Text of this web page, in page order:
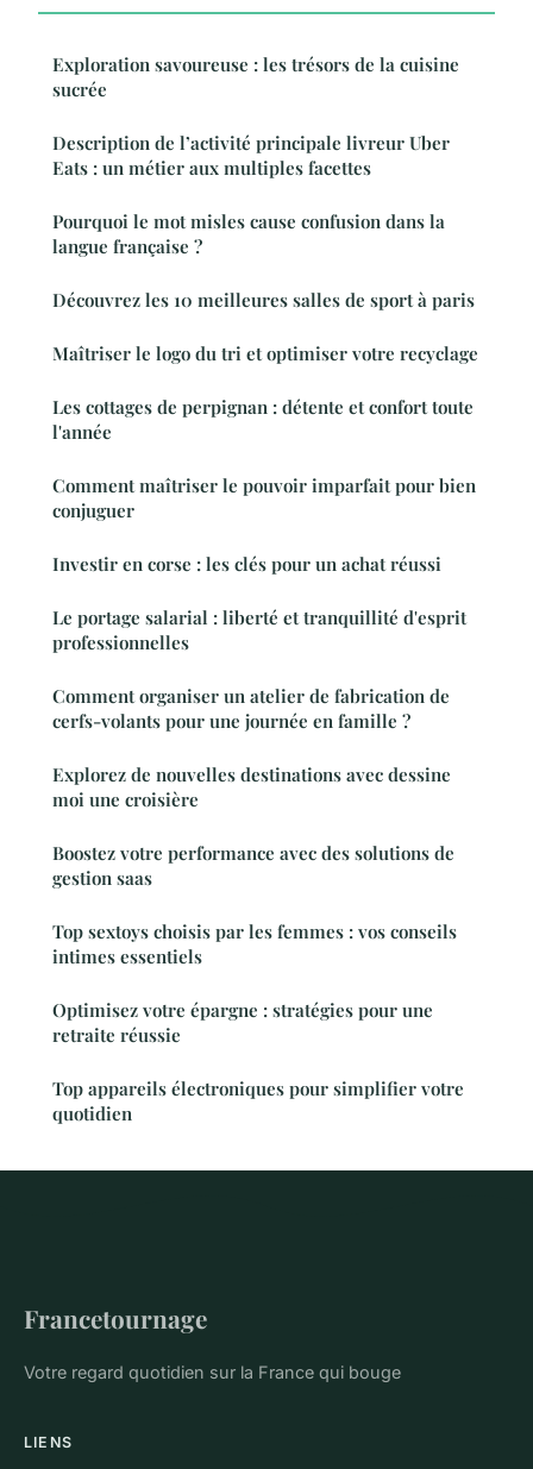
Exploration savoureuse : les trésors de la cuisine
sucrée
Description de l’activité principale livreur Uber
Eats : un métier aux multiples facettes
Pourquoi le mot misles cause confusion dans la
langue française ?
Découvrez les 10 meilleures salles de sport à paris
Maîtriser le logo du tri et optimiser votre recyclage
Les cottages de perpignan : détente et confort toute
l'année
Comment maîtriser le pouvoir imparfait pour bien
conjuguer
Investir en corse : les clés pour un achat réussi
Le portage salarial : liberté et tranquillité d'esprit
professionnelles
Comment organiser un atelier de fabrication de
cerfs-volants pour une journée en famille ?
Explorez de nouvelles destinations avec dessine
moi une croisière
Boostez votre performance avec des solutions de
gestion saas
Top sextoys choisis par les femmes : vos conseils
intimes essentiels
Optimisez votre épargne : stratégies pour une
retraite réussie
Top appareils électroniques pour simplifier votre
quotidien
Francetournage
Votre regard quotidien sur la France qui bouge
LIENS